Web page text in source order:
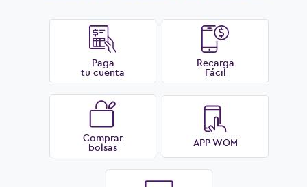
Paga
tu cuenta
Recarga
Fácil
Comprar
bolsas APP WOM